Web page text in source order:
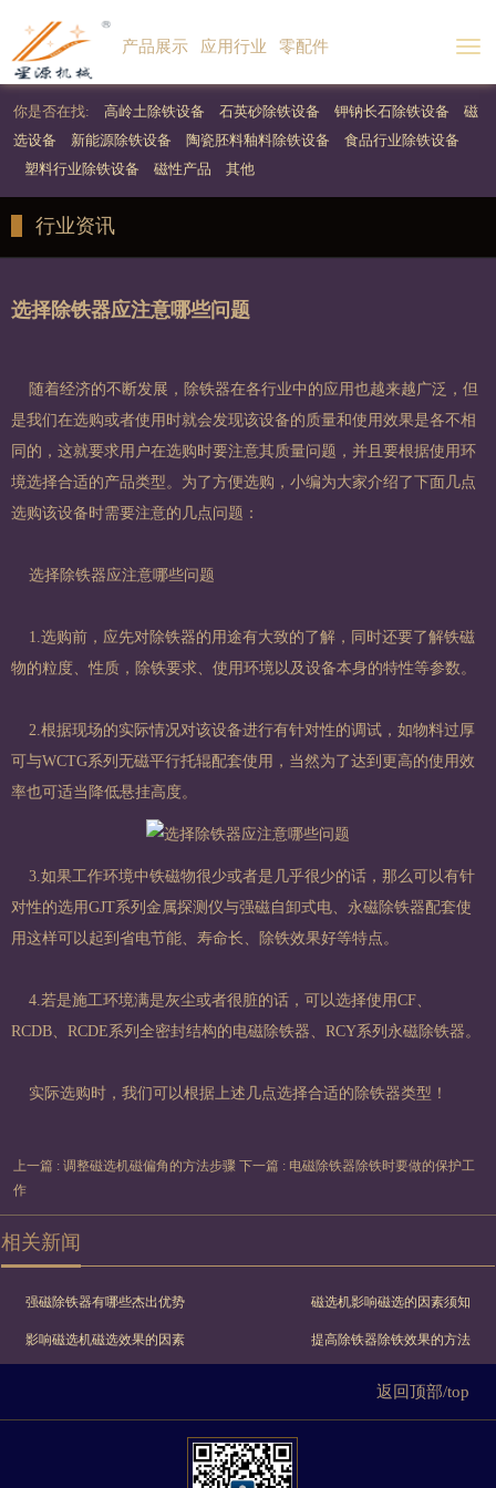
产品展示 应用行业 零配件
你是否在找: 高岭土除铁设备 石英砂除铁设备 钾钠长石除铁设备
磁
选设备
新能源除铁设备 陶瓷胚料釉料除铁设备
食品行业除铁设备
塑料行业除铁设备
磁性产品 其他
行业资讯
选择除铁器应注意哪些问题
随着经济的不断发展，除铁器在各行业中的应用也越来越广泛，但
是我们在选购或者使用时就会发现该设备的质量和使用效果是各不相
同的，这就要求用户在选购时要注意其质量问题，并且要根据使用环
境选择合适的产品类型。为了方便选购，小编为大家介绍了下面几点
选购该设备时需要注意的几点问题：
选择除铁器应注意哪些问题
1.选购前，应先对除铁器的用途有大致的了解，同时还要了解铁磁
物的粒度、性质，除铁要求、使用环境以及设备本身的特性等参数。
2.根据现场的实际情况对该设备进行有针对性的调试，如物料过厚
可与WCTG系列无磁平行托辊配套使用，当然为了达到更高的使用效
率也可适当降低悬挂高度。
3.如果工作环境中铁磁物很少或者是几乎很少的话，那么可以有针
对性的选用GJT系列金属探测仪与强磁自卸式电、永磁除铁器配套使
用这样可以起到省电节能、寿命长、除铁效果好等特点。
4.若是施工环境满是灰尘或者很脏的话，可以选择使用CF、
RCDB、RCDE系列全密封结构的电磁除铁器、RCY系列永磁除铁器。
实际选购时，我们可以根据上述几点选择合适的除铁器类型！
上一篇 : 调整磁选机磁偏角的方法步骤 下一篇 : 电磁除铁器除铁时要做的保护工
作
相关新闻
强磁除铁器有哪些杰出优势 磁选机影响磁选的因素须知
影响磁选机磁选效果的因素 提高除铁器除铁效果的方法
返回顶部/top